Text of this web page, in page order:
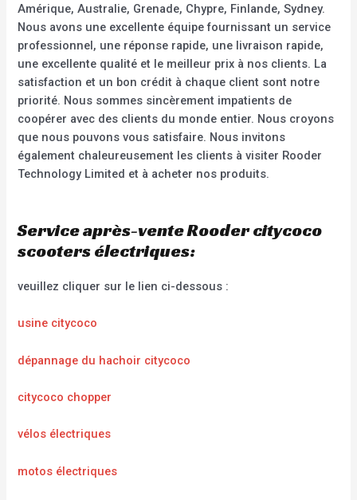
Amérique, Australie, Grenade, Chypre, Finlande, Sydney.
Nous avons une excellente équipe fournissant un service
professionnel, une réponse rapide, une livraison rapide,
une excellente qualité et le meilleur prix à nos clients. La
satisfaction et un bon crédit à chaque client sont notre
priorité. Nous sommes sincèrement impatients de
coopérer avec des clients du monde entier. Nous croyons
que nous pouvons vous satisfaire. Nous invitons
également chaleureusement les clients à visiter Rooder
Technology Limited et à acheter nos produits.
Service après-vente Rooder citycoco
scooters électriques:
veuillez cliquer sur le lien ci-dessous :
usine citycoco
dépannage du hachoir citycoco
citycoco chopper
vélos électriques
motos électriques